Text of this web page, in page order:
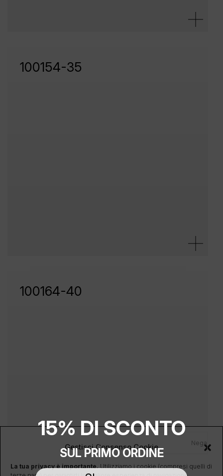
Gestisci Consenso Cookie
La tua privacy è importante.Utilizziamo i cookie (compresi quelli di
Nega
100154-35
100164-40
15% DI SCONTO
SUL PRIMO ORDINE